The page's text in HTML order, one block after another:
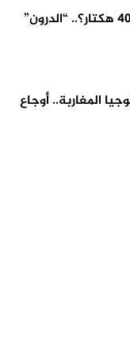
بعد أن أتت النيران على 400 هكتار؟.. “الدرون”
المغاربة.. أوجاع